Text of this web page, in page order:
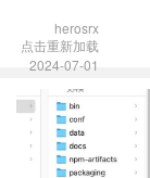
herosrx
点击重新加载
2024-07-01